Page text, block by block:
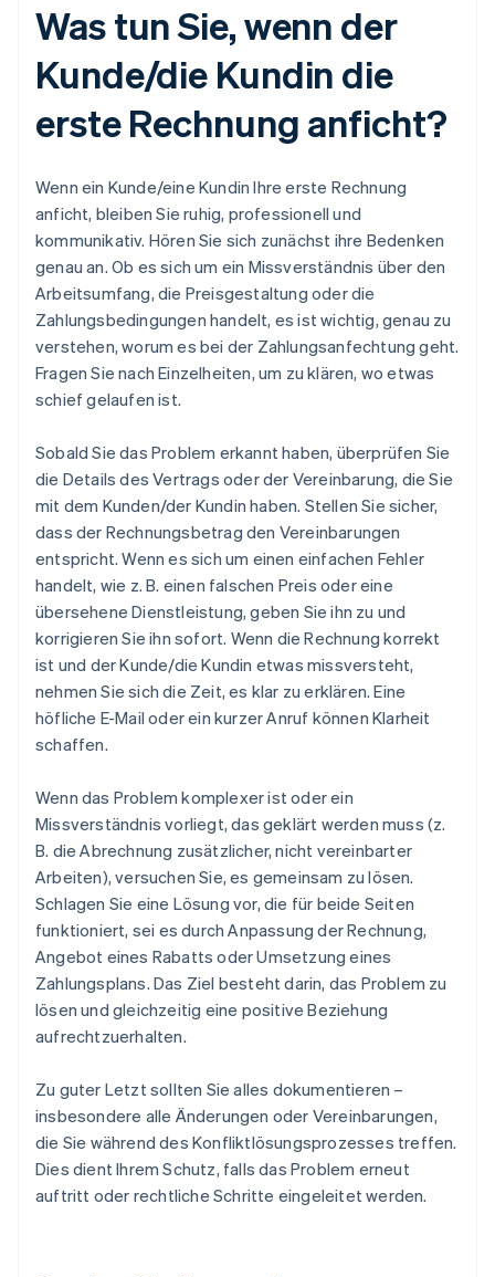
Was tun Sie, wenn der
Kunde/die Kundin die
erste Rechnung anficht?
Wenn ein Kunde/eine Kundin Ihre erste Rechnung
anficht, bleiben Sie ruhig, professionell und
kommunikativ. Hören Sie sich zunächst ihre Bedenken
genau an. Ob es sich um ein Missverständnis über den
Arbeitsumfang, die Preisgestaltung oder die
Zahlungsbedingungen handelt, es ist wichtig, genau zu
verstehen, worum es bei der Zahlungsanfechtung geht.
Fragen Sie nach Einzelheiten, um zu klären, wo etwas
schief gelaufen ist.
Sobald Sie das Problem erkannt haben, überprüfen Sie
die Details des Vertrags oder der Vereinbarung, die Sie
mit dem Kunden/der Kundin haben. Stellen Sie sicher,
dass der Rechnungsbetrag den Vereinbarungen
entspricht. Wenn es sich um einen einfachen Fehler
handelt, wie z. B. einen falschen Preis oder eine
übersehene Dienstleistung, geben Sie ihn zu und
korrigieren Sie ihn sofort. Wenn die Rechnung korrekt
ist und der Kunde/die Kundin etwas missversteht,
nehmen Sie sich die Zeit, es klar zu erklären. Eine
höfliche E-Mail oder ein kurzer Anruf können Klarheit
schaffen.
Wenn das Problem komplexer ist oder ein
Missverständnis vorliegt, das geklärt werden muss (z.
B. die Abrechnung zusätzlicher, nicht vereinbarter
Arbeiten), versuchen Sie, es gemeinsam zu lösen.
Schlagen Sie eine Lösung vor, die für beide Seiten
funktioniert, sei es durch Anpassung der Rechnung,
Angebot eines Rabatts oder Umsetzung eines
Zahlungsplans. Das Ziel besteht darin, das Problem zu
lösen und gleichzeitig eine positive Beziehung
aufrechtzuerhalten.
Zu guter Letzt sollten Sie alles dokumentieren –
insbesondere alle Änderungen oder Vereinbarungen,
die Sie während des Konfliktlösungsprozesses treffen.
Dies dient Ihrem Schutz, falls das Problem erneut
auftritt oder rechtliche Schritte eingeleitet werden.